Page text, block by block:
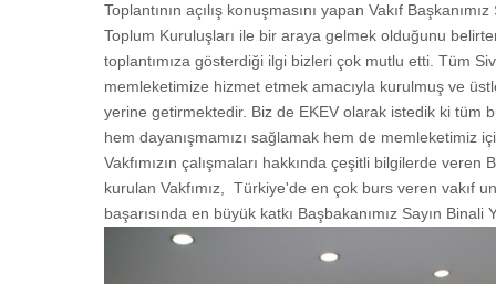
Toplantının açılış konuşmasını yapan Vakıf
Toplum Kuruluşları ile bir araya gelmek olduğunu
toplantımıza gösterdiği ilgi bizleri çok mutlu etti. Tüm
memleketimize hizmet etmek amacıyla kurulmuş ve
yerine getirmektedir. Biz de EKEV olarak istedik ki tüm
hem dayanışmamızı sağlamak hem de memleketimiz
Vakfımızın çalışmaları hakkında çeşitli bilgilerde veren
kurulan Vakfımız, Türkiye'de en çok burs veren vakıf
başarısında en büyük katkı Başbakanımız Sayın Binali